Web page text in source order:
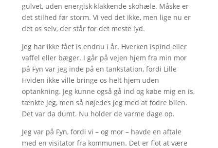
gulvet, uden energisk klakkende skohæle. Måske er
det stilhed før storm. Vi ved det ikke, men lige nu er
det os selv, der står for det meste lyd.
Jeg har ikke fået is endnu i år. Hverken ispind eller
vaffel eller bæger. I går på vejen hjem fra min mor
på Fyn var jeg inde på en tankstation, fordi Lille
Hviden ikke ville bringe os helt hjem uden
optankning. Jeg kunne også gå ind og købe mig en is,
tænkte jeg, men så nøjedes jeg med at fodre bilen.
Det var da dumt. Nu holder de varme dage op.
Jeg var på Fyn, fordi vi – og mor – havde en aftale
med en visitator fra kommunen. Det er flot at være